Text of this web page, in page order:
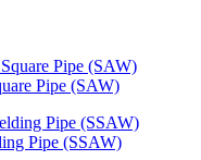
Pipe (SAW)
Pipe (SSAW)